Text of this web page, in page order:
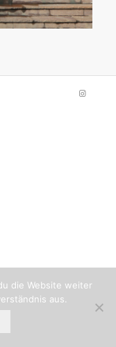
die Website weiter
aus.